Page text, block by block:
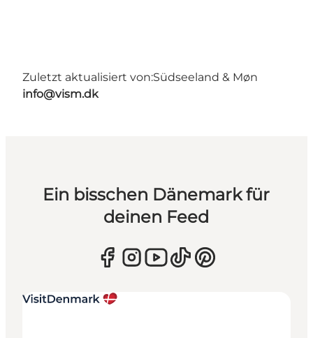
Zuletzt aktualisiert von:Südseeland & Møn
info@vism.dk
Ein bisschen Dänemark für
deinen Feed